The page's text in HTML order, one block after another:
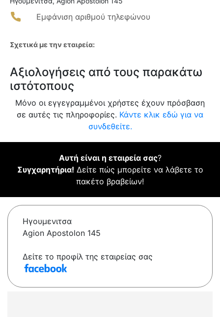
Εμφάνιση αριθμού τηλεφώνου
Σχετικά με την εταιρεία:
Αξιολογήσεις από τους παρακάτω
ιστότοπους
Μόνο οι εγγεγραμμένοι χρήστες έχουν πρόσβαση
σε αυτές τις πληροφορίες. Κάντε κλικ εδώ για να
συνδεθείτε.
Αυτή είναι η εταιρεία σας?
Συγχαρητήρια! Δείτε πώς μπορείτε να λάβετε το
πακέτο βραβείων!
Ηγουμενιτσα
Agion Apostolon 145
Δείτε το προφίλ της εταιρείας σας